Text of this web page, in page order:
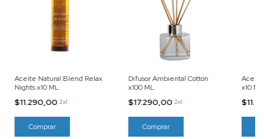
Aceite Natural Blend Relax
Nights x10 ML
$11.290,00 2x1
Difusor Ambiental Cotton
x100 ML
$17.290,00 2x1
Aceite
x10 ML